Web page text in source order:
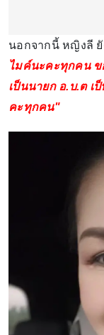
นอกจากนี้ หญิงลี ยั
ไมค์นะคะทุกคน
เป็นนายก อ.บ.ต เ
คะทุกคน"